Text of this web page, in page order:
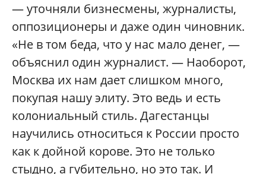
— уточняли бизнесмены, журналисты,
оппозиционеры и даже один чиновник.
«Не в том беда, что у нас мало денег, —
объяснил один журналист. — Наоборот,
Москва их нам дает слишком много,
покупая нашу элиту. Это ведь и есть
колониальный стиль. Дагестанцы
научились относиться к России просто
как к дойной корове. Это не только
стыдно, а губительно, но это так. И